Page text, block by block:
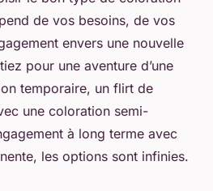
de vos besoins, de vos
envers une nouvelle
pour une aventure d’une
temporaire, un flirt de
une coloration semi-
à long terme avec
les options sont infinies.